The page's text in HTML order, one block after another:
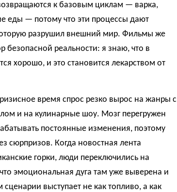
к базовым циклам — варка,
еды — потому что эти процессы дают
разрушил внешний мир. Фильмы же
безопасной реальности: я знаю, что в
хорошо, и это становится лекарством от
время спрос резко вырос на жанры с
и на кулинарные шоу. Мозг перегружен
постоянные изменения, поэтому
сюрпризов. Когда новостная лента
горки, люди переключились на
эмоциональная дуга там уже выверена и
выступает не как топливо, а как